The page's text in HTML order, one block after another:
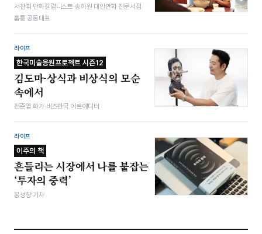
서찬휘 만화칼럼니스트·송하원 대안만화 전문서점
홈통 공동대표
라이프
한국미술응원프로젝트 시즌12
김도마-상식과 비상식의 모순
속에서
전준엽 화가·비즈한국 아트에디터
라이프
이주의 책
흔들리는 시장에서 나를 붙잡는
‘투자의 중력’
봉성창 기자